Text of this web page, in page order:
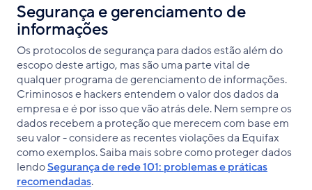
Segurança e gerenciamento de
informações
Os protocolos de segurança para dados estão além do
escopo deste artigo, mas são uma parte vital de
qualquer programa de gerenciamento de informações.
Criminosos e hackers entendem o valor dos dados da
empresa e é por isso que vão atrás dele. Nem sempre os
dados recebem a proteção que merecem com base em
seu valor - considere as recentes violações da Equifax
como exemplos. Saiba mais sobre como proteger dados
lendoSegurança de rede 101: problemas e práticas
recomendadas.